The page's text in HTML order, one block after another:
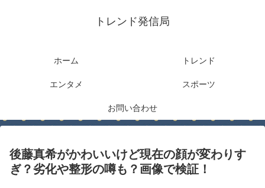
トレンド発信局
ホーム トレンド
エンタメ スポーツ
お問い合わせ
後藤真希がかわいいけど現在の顔が変わりす
ぎ？劣化や整形の噂も？画像で検証！